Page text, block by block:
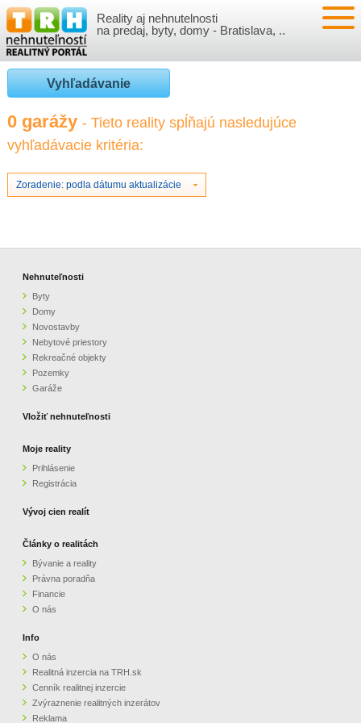
Reality aj nehnutelnosti
na predaj, byty, domy - Bratislava, ..
NEHNUTEĽNOSTI
BYTY
NOVOSTAVBY
NEBYTOVÉ PRIESTORY
GARÁŽE
VLOŽIŤ NEHNUTEĽNOSTI
PRIHLÁSENIE
REGISTRÁCIA
VÝVOJ CIEN REALÍT
ČLÁNKY O REALITÁCH
O NÁS
CENNÍK REALITNEJ INZERCIE
ZVÝRAZNENIE REALITNÝCH INZERÁTOV
PARTNERI
OBCHODNÉ PODMIENKY
KONTAKT
Vyhľadávanie
0 garážy - Tieto reality spĺňajú nasledujúce
vyhľadávacie kritéria:
Zoradenie: podla dátumu aktualizácie
Nehnuteľnosti
Byty
Domy
Novostavby
Nebytové priestory
Rekreačné objekty
Pozemky
Garáže
Vložiť nehnuteľnosti
Moje reality
Prihlásenie
Registrácia
Vývoj cien realít
Články o realitách
Bývanie a reality
Právna poradňa
Financie
O nás
Info
O nás
Realitná inzercia na TRH.sk
Cenník realitnej inzercie
Zvýraznenie realitných inzerátov
Reklama